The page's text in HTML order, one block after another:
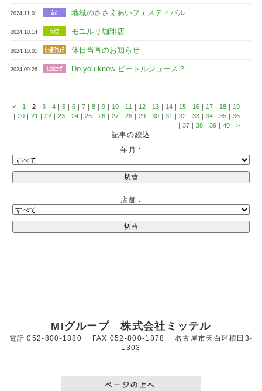
2024.11.01 地域のささえあいフェスティバル
2024.10.14 モユルリ珈琲店
2024.10.01 休日当直のお知らせ
2024.09.26 Do you know ビートルジュース？
< 1 ｜ 2 ｜ 3 ｜ 4 ｜ 5 ｜ 6 ｜ 7 ｜ 8 ｜ 9 ｜ 10 ｜ 11 ｜ 12 ｜ 13 ｜ 14 ｜ 15 ｜ 16 ｜ 17 ｜ 18 ｜ 19
｜ 20 ｜ 21 ｜ 22 ｜ 23 ｜ 24 ｜ 25 ｜ 26 ｜ 27 ｜ 28 ｜ 29 ｜ 30 ｜ 31 ｜ 32 ｜ 33 ｜ 34 ｜ 35 ｜ 36
｜ 37 ｜ 38 ｜ 39 ｜ 40 >
記事の絞込
年月 :
店舗 :
MIグループ 株式会社ミッテル
電話 052-800-1880 FAX 052-800-1878 名古屋市天白区植田3-
1303